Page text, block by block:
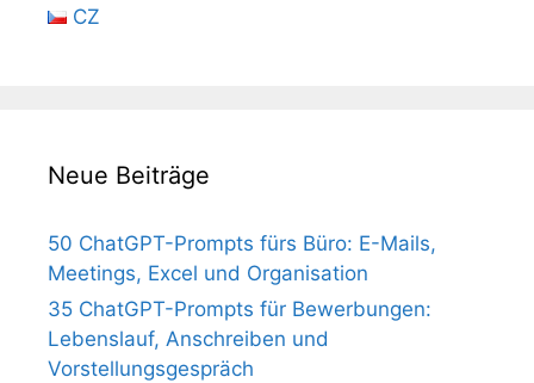
CZ
Neue Beiträge
50 ChatGPT-Prompts fürs Büro: E-Mails,
Meetings, Excel und Organisation
35 ChatGPT-Prompts für Bewerbungen:
Lebenslauf, Anschreiben und
Vorstellungsgespräch